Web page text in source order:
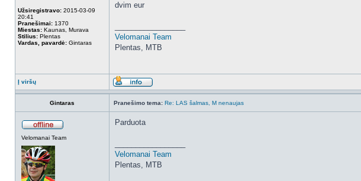
Užsiregistravo: 2015-03-09
20:41
Pranešimai: 1370
Miestas: Kaunas, Murava
Stilius: Plentas
Vardas, pavardė: Gintaras
dvim eur
Velomanai Team
Plentas, MTB
Į viršų
Gintaras Pranešimo tema: Re: LAS šalmas, M nenaujas
Velomanai Team
Parduota
Velomanai Team
Plentas, MTB